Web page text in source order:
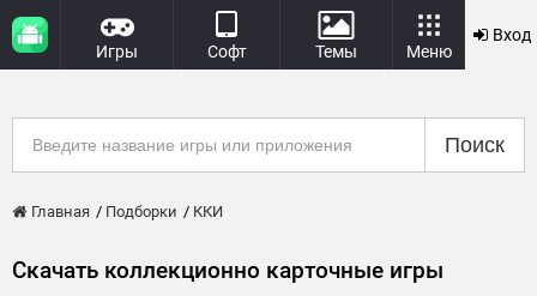
Игры Софт Темы Меню
Вход
Поиск
Главная Подборки ККИ
Скачать коллекционно карточные игры